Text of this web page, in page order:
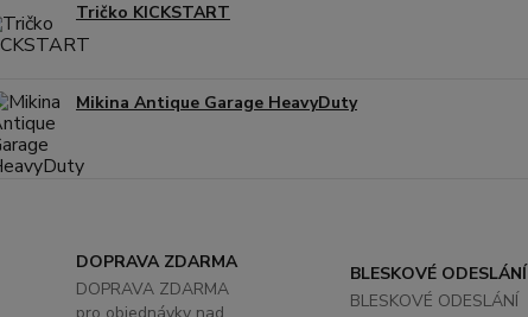
Tričko KICKSTART
Mikina Antique Garage HeavyDuty
DOPRAVA ZDARMA
DOPRAVA ZDARMA
BLESKOVÉ ODESLÁNÍ
BLESKOVÉ ODESLÁNÍ